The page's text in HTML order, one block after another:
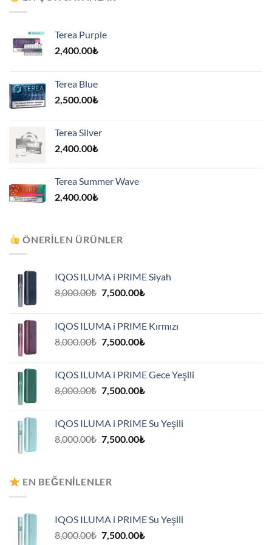
Terea Purple
2,400.00₺
Terea Blue
2,500.00₺
Terea Silver
2,400.00₺
Terea Summer Wave
2,400.00₺
ÖNERILEN ÜRÜNLER
IQOS ILUMA i PRIME Siyah
8,000.00₺ Orijinal
7,500.00₺Şu
7,500.00₺.
IQOS ILUMA i PRIME Kırmızı
8,000.00₺ Orijinal
7,500.00₺Şu
7,500.00₺.
IQOS ILUMA i PRIME Gece Yeşili
8,000.00₺ Orijinal
7,500.00₺Şu
7,500.00₺.
IQOS ILUMA i PRIME Su Yeşili
8,000.00₺ Orijinal
7,500.00₺Şu
EN BEĞENILENLER
IQOS ILUMA i PRIME Su Yeşili
8,000.00₺ Orijinal
7,500.00₺Şu